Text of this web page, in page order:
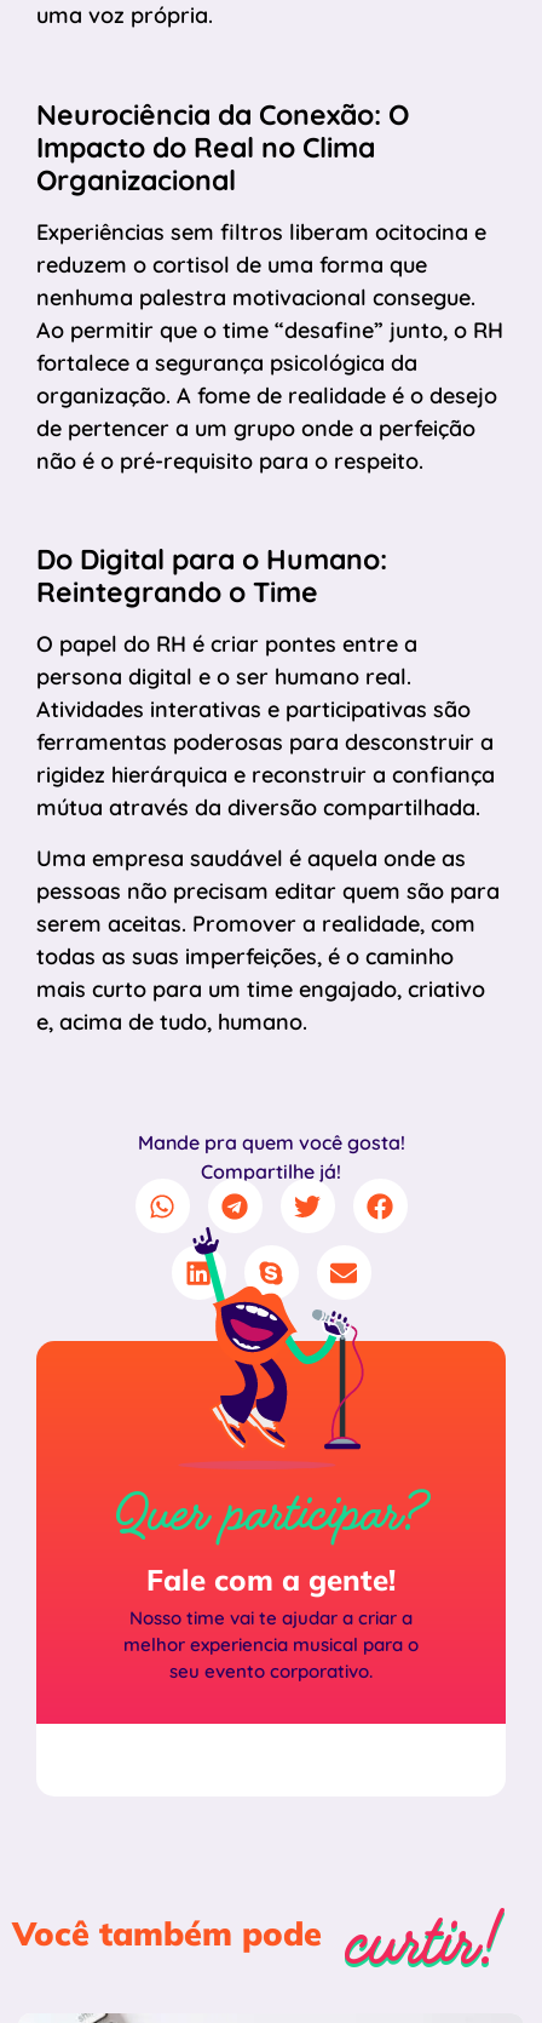
uma voz própria.
Neurociência da Conexão: O
Impacto do Real no Clima
Organizacional
Experiências sem filtros liberam ocitocina e
reduzem o cortisol de uma forma que
nenhuma palestra motivacional consegue.
Ao permitir que o time “desafine” junto, o RH
fortalece a segurança psicológica da
organização. A fome de realidade é o desejo
de pertencer a um grupo onde a perfeição
não é o pré-requisito para o respeito.
Do Digital para o Humano:
Reintegrando o Time
O papel do RH é criar pontes entre a
persona digital e o ser humano real.
Atividades interativas e participativas são
ferramentas poderosas para desconstruir a
rigidez hierárquica e reconstruir a confiança
mútua através da diversão compartilhada.
Uma empresa saudável é aquela onde as
pessoas não precisam editar quem são para
serem aceitas. Promover a realidade, com
todas as suas imperfeições, é o caminho
mais curto para um time engajado, criativo
e, acima de tudo, humano.
Mande pra quem você gosta!
Compartilhe já!
Quer participar?
Fale com a gente!
Nosso time vai te ajudar a criar a
melhor experiencia musical para o
seu evento corporativo.
Você também pode curtir!
curtir!